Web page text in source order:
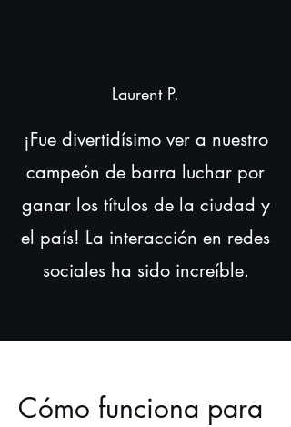
Laurent P.
¡Fue divertidísimo ver a nuestro
campeón de barra luchar por
ganar los títulos de la ciudad y
el país! La interacción en redes
sociales ha sido increíble.
Cómo funciona para